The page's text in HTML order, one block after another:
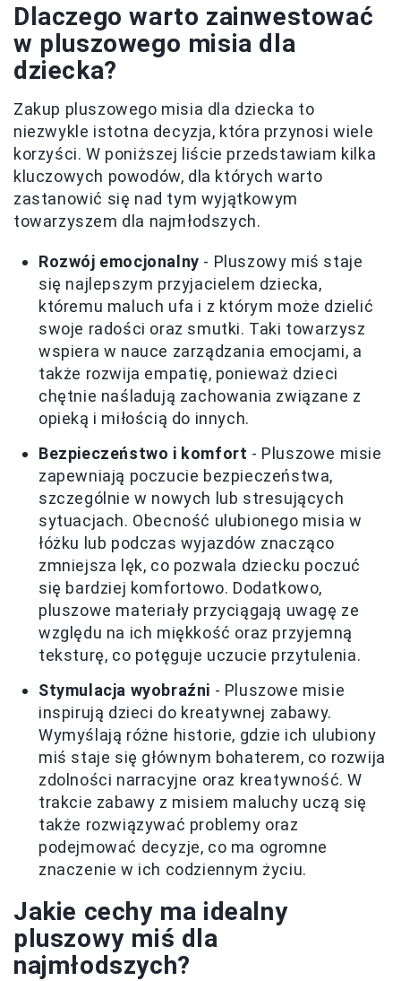
Dlaczego warto zainwestować
w pluszowego misia dla
dziecka?
Zakup pluszowego misia dla dziecka to
niezwykle istotna decyzja, która przynosi wiele
korzyści. W poniższej liście przedstawiam kilka
kluczowych powodów, dla których warto
zastanowić się nad tym wyjątkowym
towarzyszem dla najmłodszych.
Rozwój emocjonalny - Pluszowy miś staje
się najlepszym przyjacielem dziecka,
któremu maluch ufa i z którym może dzielić
swoje radości oraz smutki. Taki towarzysz
wspiera w nauce zarządzania emocjami, a
także rozwija empatię, ponieważ dzieci
chętnie naśladują zachowania związane z
opieką i miłością do innych.
Bezpieczeństwo i komfort - Pluszowe misie
zapewniają poczucie bezpieczeństwa,
szczególnie w nowych lub stresujących
sytuacjach. Obecność ulubionego misia w
łóżku lub podczas wyjazdów znacząco
zmniejsza lęk, co pozwala dziecku poczuć
się bardziej komfortowo. Dodatkowo,
pluszowe materiały przyciągają uwagę ze
względu na ich miękkość oraz przyjemną
teksturę, co potęguje uczucie przytulenia.
Stymulacja wyobraźni - Pluszowe misie
inspirują dzieci do kreatywnej zabawy.
Wymyślają różne historie, gdzie ich ulubiony
miś staje się głównym bohaterem, co rozwija
zdolności narracyjne oraz kreatywność. W
trakcie zabawy z misiem maluchy uczą się
także rozwiązywać problemy oraz
podejmować decyzje, co ma ogromne
znaczenie w ich codziennym życiu.
Jakie cechy ma idealny
pluszowy miś dla
najmłodszych?